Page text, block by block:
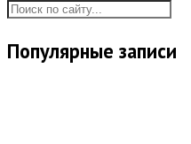
Популярные записи